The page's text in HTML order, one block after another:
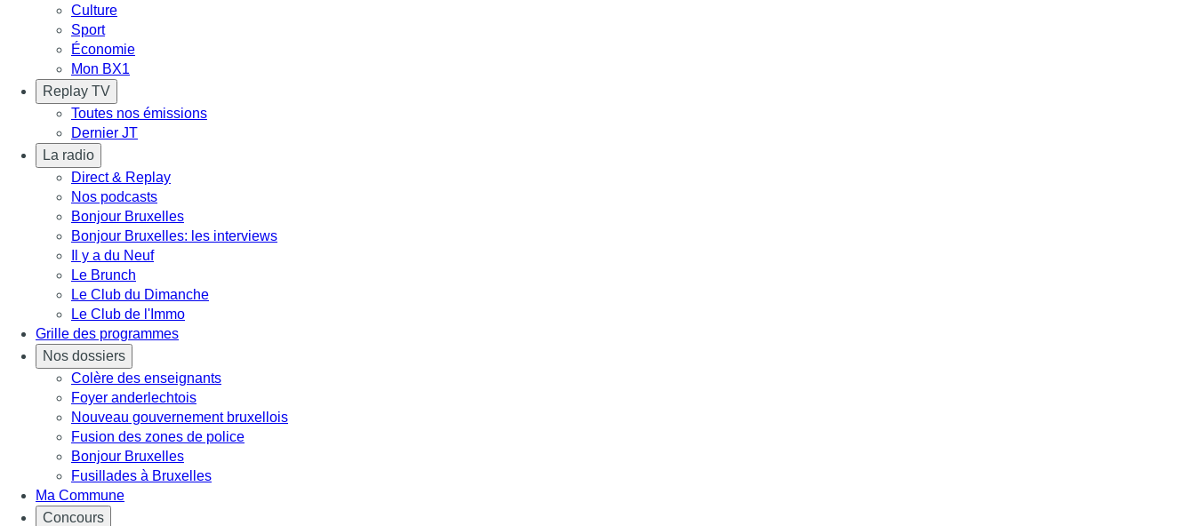
Culture
Sport
Économie
Mon BX1
Replay TV
Toutes nos émissions
Dernier JT
La radio
Direct & Replay
Nos podcasts
Bonjour Bruxelles
Bonjour Bruxelles: les interviews
Il y a du Neuf
Le Brunch
Le Club du Dimanche
Le Club de l'Immo
Grille des programmes
Nos dossiers
Colère des enseignants
Foyer anderlechtois
Nouveau gouvernement bruxellois
Fusion des zones de police
Bonjour Bruxelles
Fusillades à Bruxelles
Ma Commune
Concours